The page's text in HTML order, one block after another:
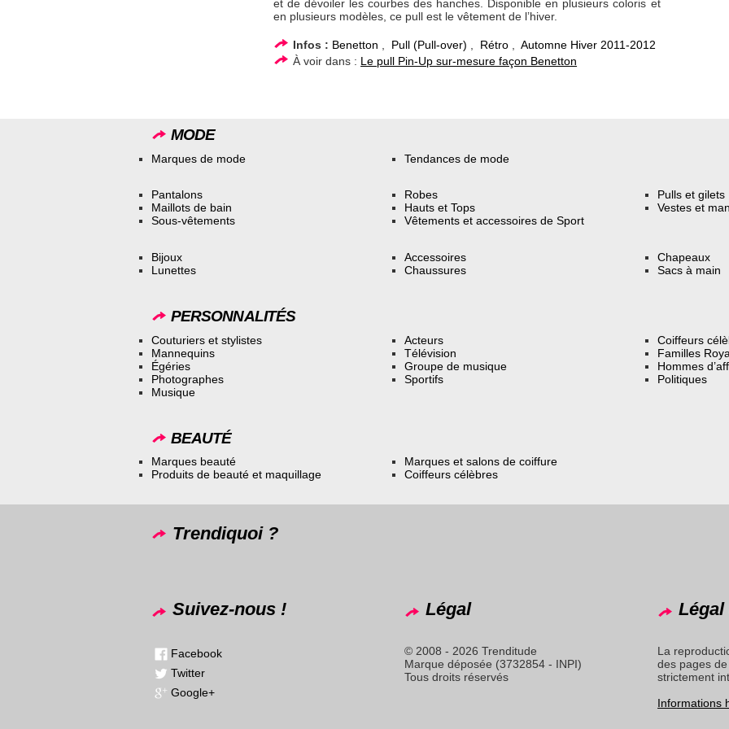
et de dévoiler les courbes des hanches. Disponible en plusieurs coloris et
en plusieurs modèles, ce pull est le vêtement de l’hiver.
Infos : Benetton Pull (Pull-over) Rétro ,Automne Hiver 2011-2012
À voir dans : Le pull Pin-Up sur-mesure façon Benetton
MODE
Marques de mode Tendances de mode
Pantalons
Maillots de bain
Sous-vêtements
Robes
Hauts et Tops
Vêtements et accessoires de Sport
Pulls et gilets
Vestes et
Bijoux
Lunettes
Accessoires
Chaussures
Chapeaux
Sacs à main
PERSONNALITÉS
Couturiers et stylistes
Mannequins
Égéries
Photographes
Musique
Acteurs
Télévision
Groupe de musique
Sportifs
Coiffeurs
Familles
Hommes
Politiques
BEAUTÉ
Marques beauté
Produits de beauté et maquillage
Marques et salons de coiffure
Coiffeurs célèbres
Trendiquoi ?
Suivez-nous !
Facebook
Twitter
Google+
Légal
© 2008 - 2026 Trenditude
Marque déposée (3732854 - INPI)
Tous droits réservés
Légal
La
des pages
strictement
Informations